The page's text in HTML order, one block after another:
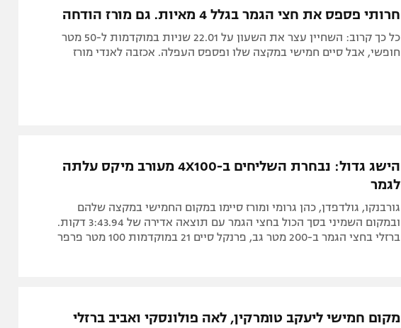
חרותי פספס את חצי הגמר בגלל 4 מאיות. גם מורז הודחה
כל כך קרוב: השחיין עצר את השעון על 22.01 שניות במוקדמות ל-50 מטר
חופשי, אבל סיים חמישי במקצה שלו ופספס העפלה. אכזבה לאנדי מורז
הישג גדול: נבחרת השליחים ב-4X100 מעורב מיקס עלתה
לגמר
גורבנקו, גולדפדן, כהן גרומי ומורז סיימו במקום החמישי במקצה שלהם
ובמקום השמיני בסך הכול בחצי הגמר עם תוצאה אדירה של 3:43.94 דקות.
ברזלי בחצי הגמר ב-200 מטר גב, פרנקל סיים 21 במוקדמות 100 מטר פרפר
מקום חמישי ליעקב טומרקין, לאה פולונסקי ואביב ברזלי